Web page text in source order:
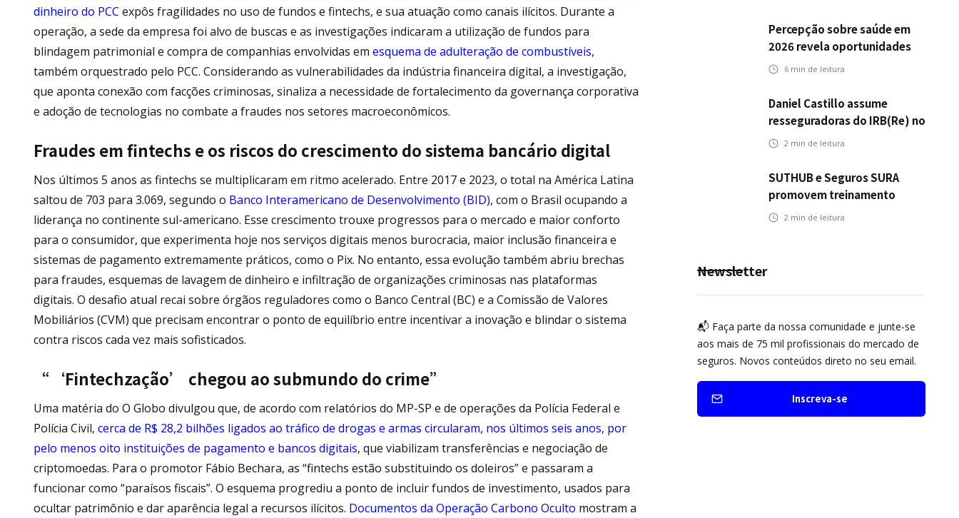
dinheiro do PCC expôs fragilidades no uso de fundos e fintechs, e sua atuação como canais ilícitos. Durante a
operação, a sede da empresa foi alvo de buscas e as investigações indicaram a utilização de fundos para
blindagem patrimonial e compra de companhias envolvidas em esquema de adulteração de combustíveis,
também orquestrado pelo PCC. Considerando as vulnerabilidades da indústria financeira digital, a investigação,
que aponta conexão com facções criminosas, sinaliza a necessidade de fortalecimento da governança corporativa
e adoção de tecnologias no combate a fraudes nos setores macroeconômicos.
Fraudes em fintechs e os riscos do crescimento do sistema bancário digital
Nos últimos 5 anos as fintechs se multiplicaram em ritmo acelerado. Entre 2017 e 2023, o total na América Latina
saltou de 703 para 3.069, segundo o Banco Interamericano de Desenvolvimento (BID), com o Brasil ocupando a
liderança no continente sul-americano. Esse crescimento trouxe progressos para o mercado e maior conforto
para o consumidor, que experimenta hoje nos serviços digitais menos burocracia, maior inclusão financeira e
sistemas de pagamento extremamente práticos, como o Pix. No entanto, essa evolução também abriu brechas
para fraudes, esquemas de lavagem de dinheiro e infiltração de organizações criminosas nas plataformas
digitais. O desafio atual recai sobre órgãos reguladores como o Banco Central (BC) e a Comissão de Valores
Mobiliários (CVM) que precisam encontrar o ponto de equilíbrio entre incentivar a inovação e blindar o sistema
contra riscos cada vez mais sofisticados.
“‘Fintechzação’ chegou ao submundo do crime”
Uma matéria do O Globo divulgou que, de acordo com relatórios do MP-SP e de operações da Polícia Federal e
Polícia Civil, cerca de R$ 28,2 bilhões ligados ao tráfico de drogas e armas circularam, nos últimos seis anos, por
pelo menos oito instituições de pagamento e bancos digitais, que viabilizam transferências e negociação de
criptomoedas. Para o promotor Fábio Bechara, as “fintechs estão substituindo os doleiros” e passaram a
funcionar como “paraísos fiscais”. O esquema progrediu a ponto de incluir fundos de investimento, usados para
ocultar patrimônio e dar aparência legal a recursos ilícitos. Documentos da Operação Carbono Oculto mostram a
Percepção sobre saúde em
2026 revela oportunidades
para o mercado de seguros
prevenção
6 min de leitura
Daniel Castillo assume
resseguradoras do IRB(Re) no
exterior
2 min de leitura
SUTHUB e Seguros SURA
promovem treinamento
conjunto para fortalecer a
2 min de leitura
Newsletter
📬 Faça parte da nossa comunidade e junte-se
aos mais de 75 mil profissionais do mercado de
seguros. Novos conteúdos direto no seu email.
Inscreva-se